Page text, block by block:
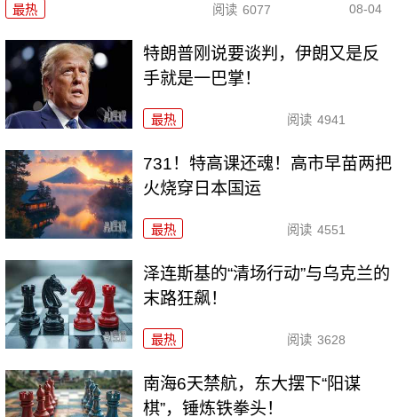
最热 阅读 6077 08-04
特朗普刚说要谈判，伊朗又是反
手就是一巴掌！
最热 阅读 4941
731！特高课还魂！高市早苗两把
火烧穿日本国运
最热 阅读 4551
泽连斯基的“清场行动”与乌克兰的
末路狂飙！
最热 阅读 3628
南海6天禁航，东大摆下“阳谋
棋”，锤炼铁拳头！